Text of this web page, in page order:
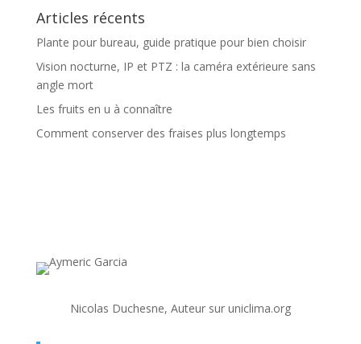
Articles récents
Plante pour bureau, guide pratique pour bien choisir
Vision nocturne, IP et PTZ : la caméra extérieure sans
angle mort
Les fruits en u à connaître
Comment conserver des fraises plus longtemps
Nicolas Duchesne, Auteur sur uniclima.org